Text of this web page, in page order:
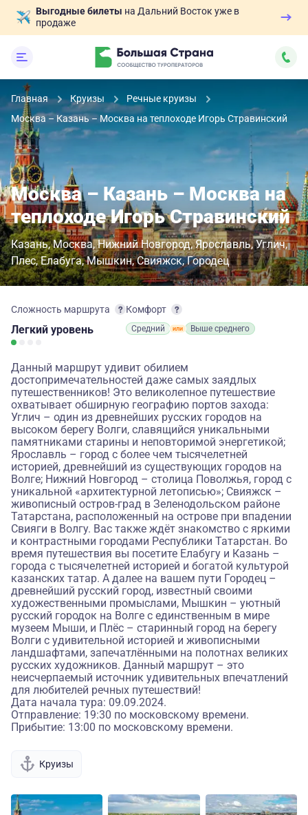
Выгодные билеты на Дальний Восток уже в
продаже
Главная Круизы
Речные круизы
Москва – Казань – Москва на теплоходе Игорь Стравинский
Москва – Казань – Москва на
теплоходе Игорь Стравинский
Казань Москва Нижний Новгород Ярославль Углич
Плес Елабуга Мышкин Свияжск Городец
Сложность маршрута
Легкий уровень
Комфорт
Средний Выше среднего
Данный маршрут удивит обилием
достопримечательностей даже самых заядлых
путешественников! Это великолепное путешествие
охватывает обширную географию портов захода:
Углич – один из древнейших русских городов на
высоком берегу Волги, славящийся уникальными
памятниками старины и неповторимой энергетикой;
Ярославль – город с более чем тысячелетней
историей, древнейший из существующих городов на
Волге; Нижний Новгород – столица Поволжья, город с
уникальной «архитектурной летописью»; Свияжск –
живописный остров-град в Зеленодольском районе
Татарстана, расположенный на острове при впадении
Свияги в Волгу. Вас также ждёт знакомство с яркими
и контрастными городами Республики Татарстан. Во
время путешествия вы посетите Елабугу и Казань –
города с тысячелетней историей и богатой культурой
казанских татар. А далее на вашем пути Городец –
древнейший русский город, известный своими
художественными промыслами, Мышкин – уютный
русский городок на Волге с единственным в мире
музеем Мыши, и Плёс – старинный город на берегу
Волги с удивительной историей и живописными
ландшафтами, запечатлёнными на полотнах великих
русских художников. Данный маршрут – это
неисчерпаемый источник удивительных впечатлений
для любителей речных путешествий!
Дата начала тура: 09.09.2024.
Отправление: 19:30 по московскому времени.
Прибытие: 13:00 по московскому времени.
Круизы